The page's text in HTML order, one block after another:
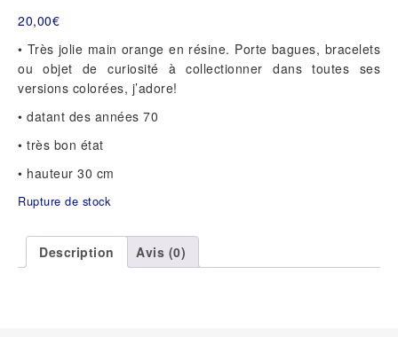
20,00€
• Très jolie main orange en résine. Porte bagues, bracelets
ou objet de curiosité à collectionner dans toutes ses
versions colorées, j’adore!
• datant des années 70
• très bon état
• hauteur 30 cm
Rupture de stock
Description Avis (0)